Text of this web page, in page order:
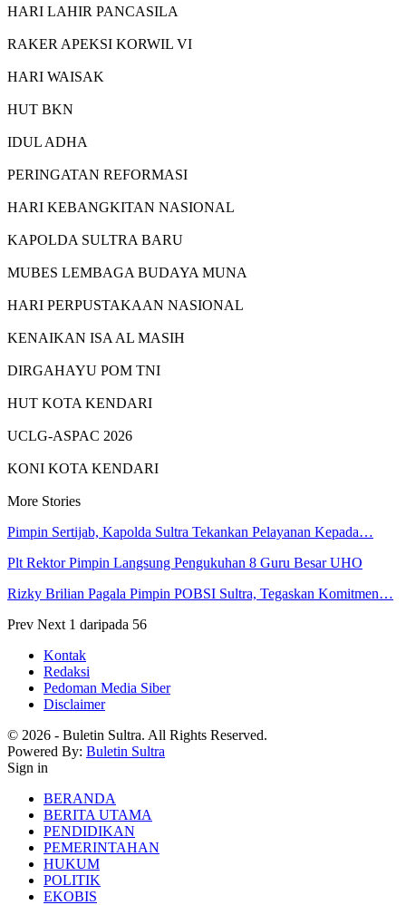
HARI LAHIR PANCASILA
RAKER APEKSI KORWIL VI
HARI WAISAK
HUT BKN
IDUL ADHA
PERINGATAN REFORMASI
HARI KEBANGKITAN NASIONAL
KAPOLDA SULTRA BARU
MUBES LEMBAGA BUDAYA MUNA
HARI PERPUSTAKAAN NASIONAL
KENAIKAN ISA AL MASIH
DIRGAHAYU POM TNI
HUT KOTA KENDARI
UCLG-ASPAC 2026
KONI KOTA KENDARI
More Stories
Pimpin Sertijab, Kapolda Sultra Tekankan Pelayanan Kepada…
Plt Rektor Pimpin Langsung Pengukuhan 8 Guru Besar UHO
Rizky Brilian Pagala Pimpin POBSI Sultra, Tegaskan Komitmen…
Prev Next 1 daripada 56
Kontak
Redaksi
Pedoman Media Siber
Disclaimer
© 2026 - Buletin Sultra. All Rights Reserved.
Powered By: Buletin Sultra
Sign in
BERANDA
BERITA UTAMA
PENDIDIKAN
PEMERINTAHAN
HUKUM
POLITIK
EKOBIS